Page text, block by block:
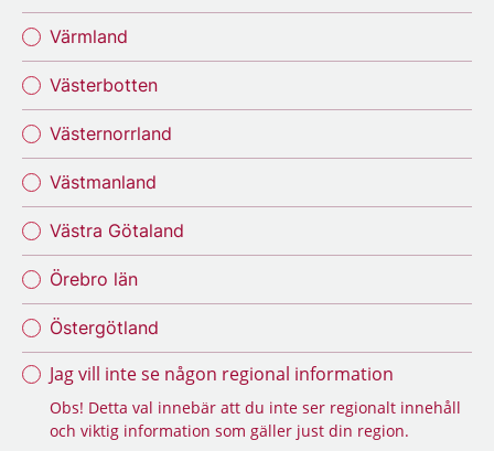
Värmland
Västerbotten
Västernorrland
Västmanland
Västra Götaland
Örebro län
Östergötland
Jag vill inte se någon regional information
Obs! Detta val innebär att du inte ser regionalt innehåll
och viktig information som gäller just din region.